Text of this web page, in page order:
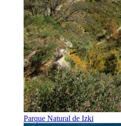
Parque Natural de Izki